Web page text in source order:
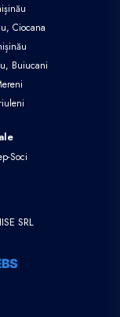
Ciocana
Buiucani
Soci
SRL